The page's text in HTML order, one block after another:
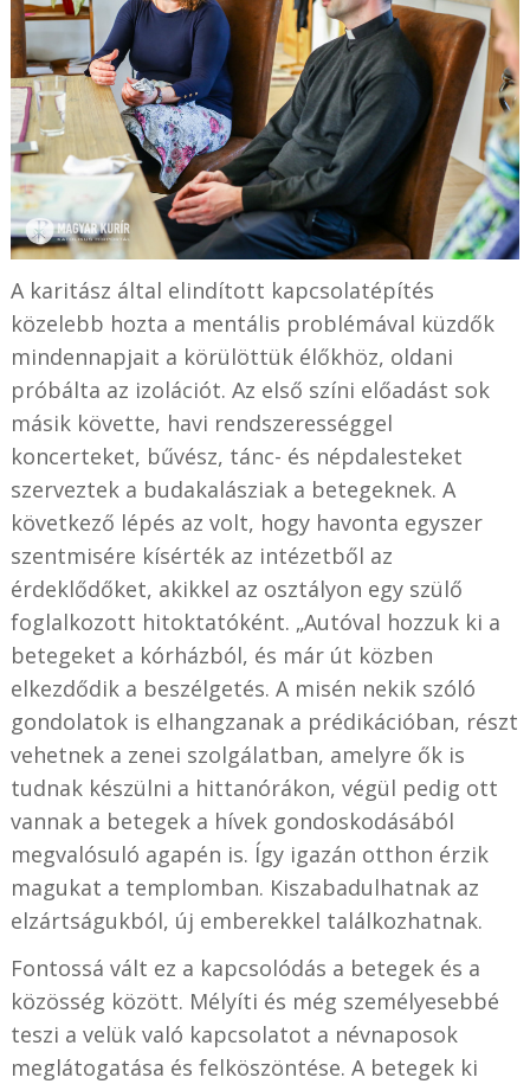
A karitász által elindított kapcsolatépítés
közelebb hozta a mentális problémával küzdők
mindennapjait a körülöttük élőkhöz, oldani
próbálta az izolációt. Az első színi előadást sok
másik követte, havi rendszerességgel
koncerteket, bűvész, tánc- és népdalesteket
szerveztek a budakalásziak a betegeknek. A
következő lépés az volt, hogy havonta egyszer
szentmisére kísérték az intézetből az
érdeklődőket, akikkel az osztályon egy szülő
foglalkozott hitoktatóként. „Autóval hozzuk ki a
betegeket a kórházból, és már út közben
elkezdődik a beszélgetés. A misén nekik szóló
gondolatok is elhangzanak a prédikációban, részt
vehetnek a zenei szolgálatban, amelyre ők is
tudnak készülni a hittanórákon, végül pedig ott
vannak a betegek a hívek gondoskodásából
megvalósuló agapén is. Így igazán otthon érzik
magukat a templomban. Kiszabadulhatnak az
elzártságukból, új emberekkel találkozhatnak.
Fontossá vált ez a kapcsolódás a betegek és a
közösség között. Mélyíti és még személyesebbé
teszi a velük való kapcsolatot a névnaposok
meglátogatása és felköszöntése. A betegek ki